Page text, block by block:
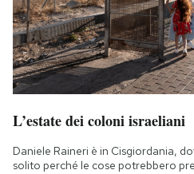
L’estate dei coloni israeliani
Daniele Raineri è in Cisgiordania,
solito perché le cose potrebbero